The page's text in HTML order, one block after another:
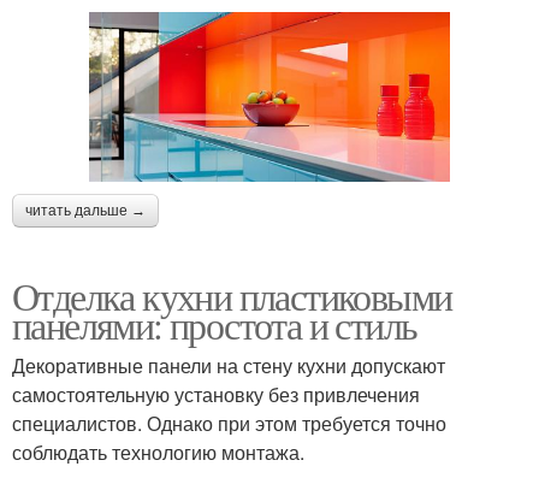
читать дальше →
Отделка кухни пластиковыми
панелями: простота и стиль
Декоративные панели на стену кухни допускают
самостоятельную установку без привлечения
специалистов. Однако при этом требуется точно
соблюдать технологию монтажа.